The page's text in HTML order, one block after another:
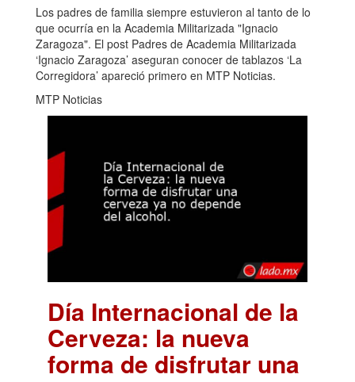
Los padres de familia siempre estuvieron al tanto de lo
que ocurría en la Academia Militarizada "Ignacio
Zaragoza". El post Padres de Academia Militarizada
‘Ignacio Zaragoza’ aseguran conocer de tablazos ‘La
Corregidora’ apareció primero en MTP Noticias.
MTP Noticias
Día Internacional de la
Cerveza: la nueva
forma de disfrutar una